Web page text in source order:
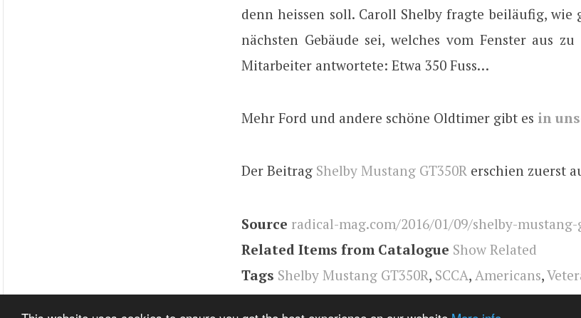
denn heissen soll. Caroll Shelby fragte beiläufig, wie
nächsten Gebäude sei, welches vom Fenster aus
Mitarbeiter antwortete: Etwa 350 Fuss…
Mehr Ford und andere schöne Oldtimer gibt es in
Der Beitrag Shelby Mustang GT350R erschien zuerst
Source radical-mag.com/2016/01/09/shelby-
Related Items from Catalogue Show Related
Tags Shelby Mustang GT350R, SCCA, Americans,
mag.com,Ford Mustang,Oldtimer,radical,Racing,